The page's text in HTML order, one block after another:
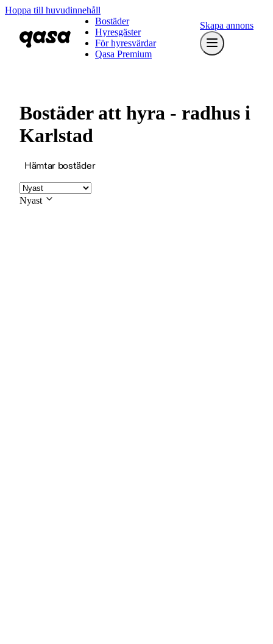
Hoppa till huvudinnehåll
Bostäder
Hyresgäster
För hyresvärdar
Qasa Premium
Skapa annons
Bostäder att hyra - radhus i
Karlstad
Hämtar bostäder
Nyast